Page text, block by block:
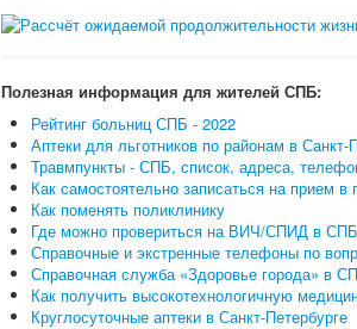
Полезная информация для жителей СПБ:
Рейтинг больниц СПБ - 2022
Аптеки для льготников по районам в Санкт-
Травмпункты - СПБ, список, адреса,
Как самостоятельно записаться на прием в
Как поменять поликлинику
Где можно провериться на ВИЧ/СПИД в СПБ
Справочные и экстренные телефоны по
Справочная служба «Здоровье города» в
Как получить высокотехнологичную
Круглосуточные аптеки в Санкт-Петербурге